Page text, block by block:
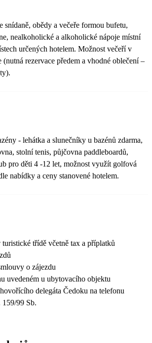
snídaně, obědy a večeře formou bufetu,
nealkoholické a alkoholické nápoje místní
určených hotelem. Možnost večeří v
(nutná rezervace předem a vhodné oblečení –
- lehátka a slunečníky u bazénů zdarma,
stolní tenis, půjčovna paddleboardů,
pro děti 4 -12 let, možnost využít golfová
nabídky a ceny stanovené hotelem.
třídě včetně tax a příplatků
o zájezdu
uvedeném u ubytovacího objektu
delegáta Čedoku na telefonu
99 Sb.